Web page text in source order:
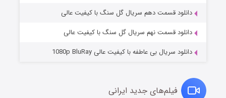
دانلود قسمت دهم سریال گل سنگ با کیفیت عالی
دانلود قسمت نهم سریال گل سنگ با کیفیت عالی
دانلود سریال بی عاطفه با کیفیت عالی 1080p BluRay
فیلم‌های جدید ایرانی